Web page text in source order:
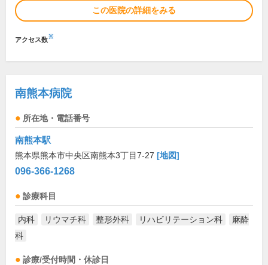
この医院の詳細をみる
アクセス数※
南熊本病院
所在地・電話番号
南熊本駅
熊本県熊本市中央区南熊本3丁目7-27 [地図]
096-366-1268
診療科目
内科 リウマチ科 整形外科 リハビリテーション科
麻酔
科
診療/受付時間・休診日